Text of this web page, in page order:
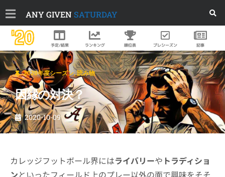
ANY GIVEN SATURDAY
'20 予定/結果 ランキング 順位表 プレシーズン 記事
2020年度シーズン,読み物
因縁の対決？
2020-10-09
カレッジフットボール界にはライバリーや トラディショ
ンといったフィールド上のプレー以外の面で興味をそそ